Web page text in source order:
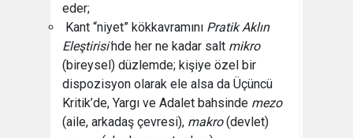
eder;
⁠Kant “niyet” kökkavramını Pratik Aklın
Eleştirisi’nde her ne kadar salt mikro
(bireysel) düzlemde; kişiye özel bir
dispozisyon olarak ele alsa da Üçüncü
Kritik’de, Yargı ve Adalet bahsinde mezo
(aile, arkadaş çevresi), makro(devlet)